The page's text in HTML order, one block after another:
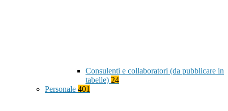
Consulenti e collaboratori (da pubblicare in
tabelle) 24
Personale 401